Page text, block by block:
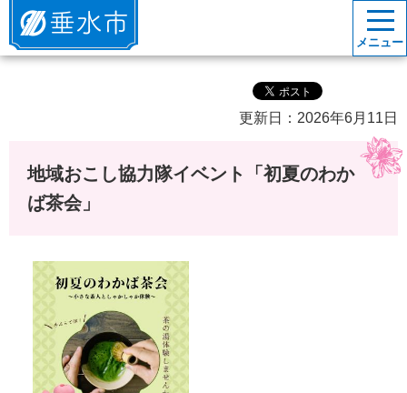
垂水市
メニュー
更新日：2026年6月11日
地域おこし協力隊イベント「初夏のわか
ば茶会」